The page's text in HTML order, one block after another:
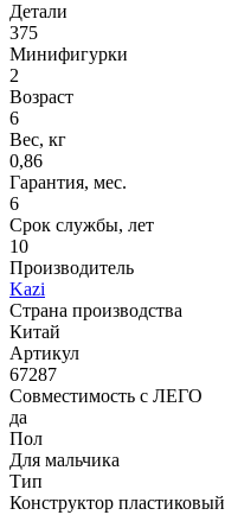
Детали
375
Минифигурки
2
Возраст
6
Вес, кг
0,86
Гарантия, мес.
6
Срок службы, лет
10
Производитель
Kazi
Страна производства
Китай
Артикул
67287
Совместимость с ЛЕГО
да
Пол
Для мальчика
Тип
Конструктор пластиковый